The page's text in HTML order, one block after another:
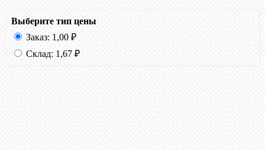
Выберите тип цены
Заказ: 1,00 ₽
Склад: 1,67 ₽